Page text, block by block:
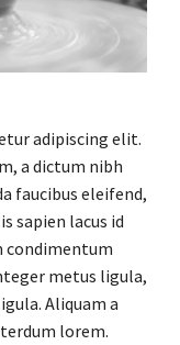
adipiscing elit.
a dictum nibh
faucibus eleifend,
sapien lacus id
condimentum
metus ligula,
Aliquam a
lorem.